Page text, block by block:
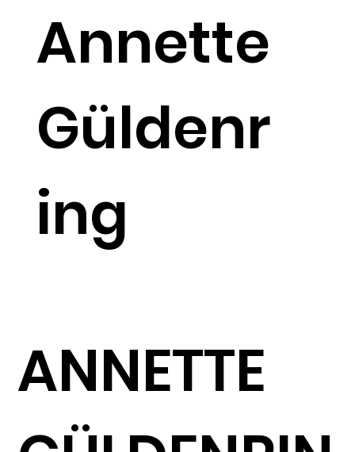
Annette
Güldenr
ing
ANNETTE